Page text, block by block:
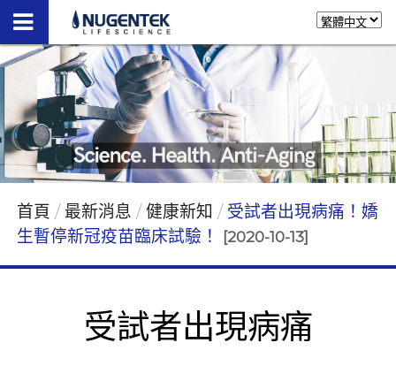
首頁 最新消息 健康新知
受試者出現病痛！嬌
生暫停新冠疫苗臨床試驗！
[2020-10-13]
受試者出現病痛